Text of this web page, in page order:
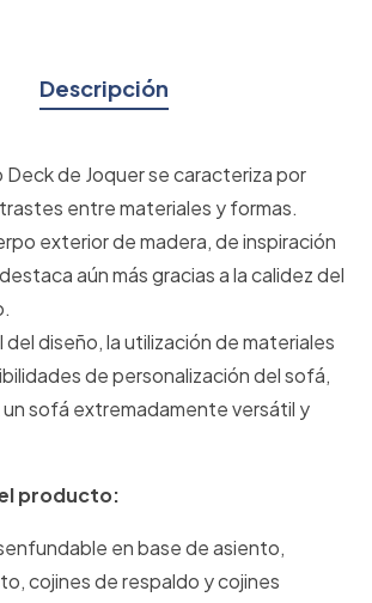
Descripción
Deck de Joquer se caracteriza por
entre materiales y formas.
exterior de madera, de inspiración
aún más gracias a la calidez del
del diseño, la utilización de materiales
de personalización del sofá,
sofá extremadamente versátil y
producto:
en base de asiento,
cojines de respaldo y cojines